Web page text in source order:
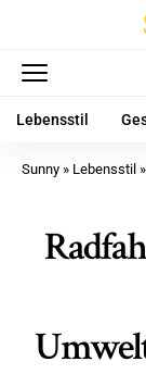
Lebensstil
Sunny » Lebensstil »